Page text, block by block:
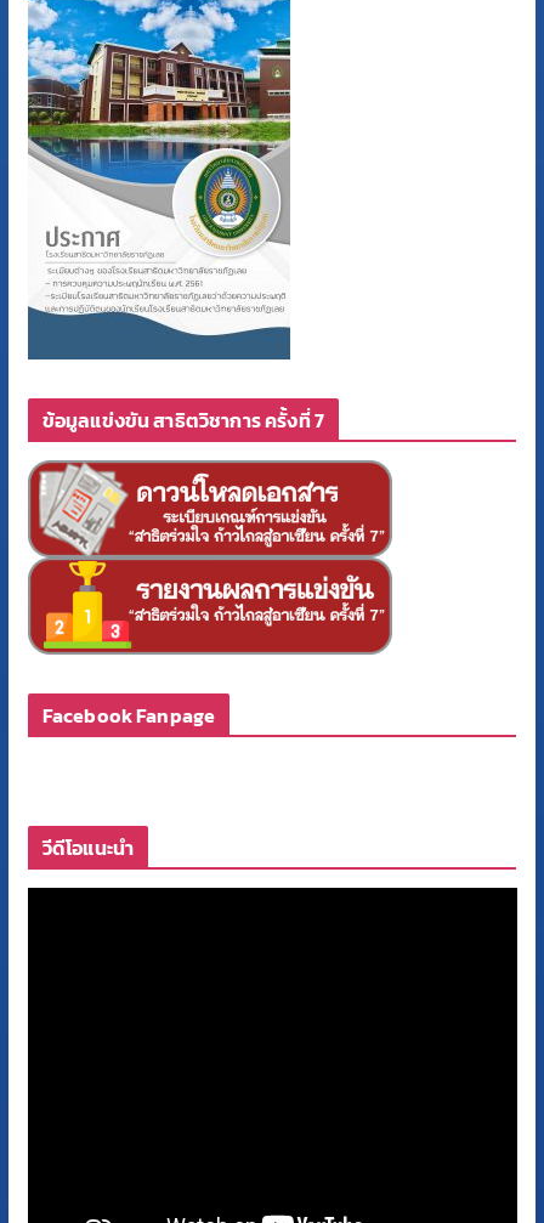
ข้อมูลแข่งขัน สาธิตวิชาการ ครั้งที่ 7
Facebook Fanpage
วีดีโอแนะนำ